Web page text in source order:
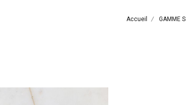
Accueil GAMME